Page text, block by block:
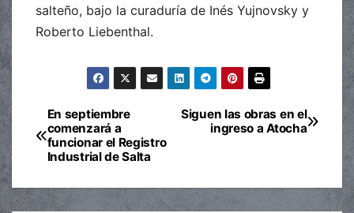
salteño, bajo la curaduría de Inés Yujnovsky y
Roberto Liebenthal.
Navegación
de
entradas
Siguen las obras en el
ingreso a Atocha
En septiembre
comenzará a
funcionar el Registro
Industrial de Salta